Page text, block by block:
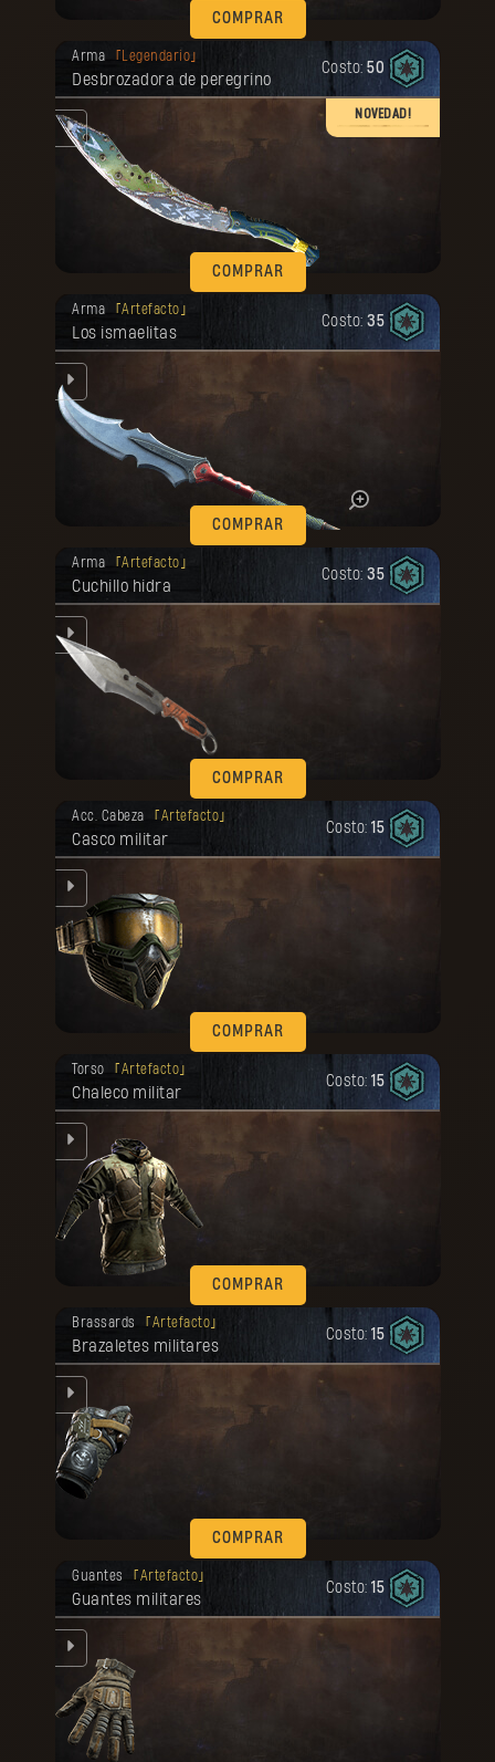
COMPRAR
Arma Legendario
Desbrozadora de peregrino
Costo: 50
NOVEDAD!
COMPRAR
Tu recompensa se desbloqueó.
Arma Artefacto
Los ismaelitas
Costo: 35
COMPRAR
Tu recompensa se desbloqueó.
Arma Artefacto
Cuchillo hidra
Costo: 35
COMPRAR
Tu recompensa se desbloqueó.
Acc. Cabeza Artefacto
Casco militar
Costo: 15
COMPRAR
Tu recompensa se desbloqueó.
Torso Artefacto
Chaleco militar
Costo: 15
COMPRAR
Tu recompensa se desbloqueó.
Brassards Artefacto
Brazaletes militares
Costo: 15
COMPRAR
Tu recompensa se desbloqueó.
Guantes Artefacto
Guantes militares
Costo: 15
Tu recompensa se desbloqueó.